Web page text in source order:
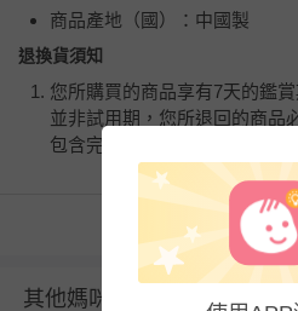
商品產地（國）：中國製
退換貨須知
您所購買的商品享有7天的鑑
並非試用期，您所退回的商品
包含完整包裝、配件、說明文
如需退換貨，請於收到商品7
瑕疵退換貨所產生的運費，將
退貨，您可至『查詢訂單』>
並點選『我要退貨』即可進行
看更多
其他媽咪也在逛